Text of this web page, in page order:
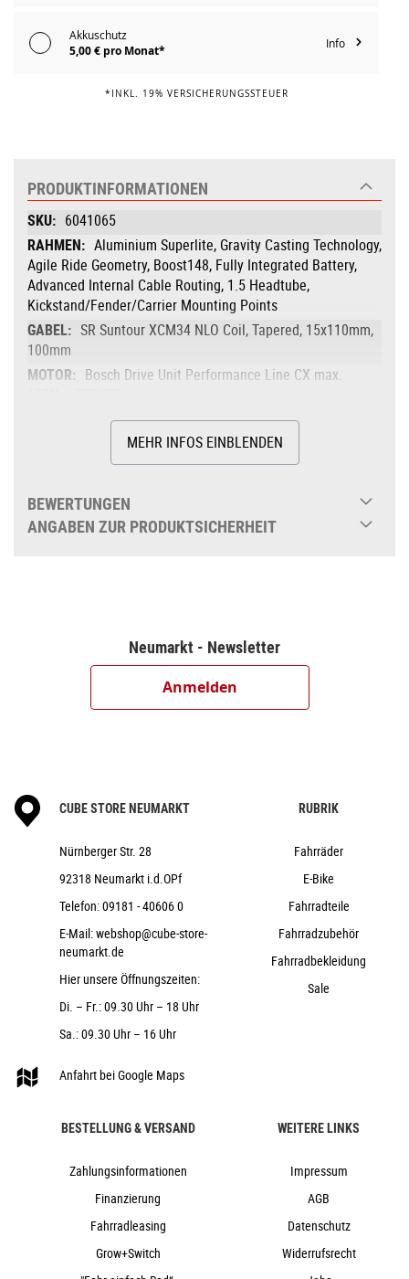
Akkuschutz
5,00 € pro Monat*
Info
*INKL. 19% VERSICHERUNGSSTEUER
PRODUKTINFORMATIONEN
Produktinformationen
6041065
Aluminium Superlite, Gravity Casting Technology,
Agile Ride Geometry, Boost148, Fully Integrated Battery,
Advanced Internal Cable Routing, 1.5 Headtube,
Kickstand/Fender/Carrier Mounting Points
SR Suntour XCM34 NLO Coil, Tapered, 15x110mm,
100mm
Bosch Drive Unit Performance Line CX max.
100
Bosch PowerTube 600
600
Bosch Purion 200 with Integrated Display
Shimano BR-MT200, Hydr. Disc Brake
(180/180)
Shimano Cues CS-LG400, 11-48T
KMC eGlide
ACID Pro 30, 32/32 Spokes,
15x110mm/12x148mm, Tubeless Ready
ACID Hybrid Perform
Routing), Top Zero-Stack 1 1/2" (ZS 56mm), Bottom Zero-
Stack 1 1/2" (ZS 56mm), X-Connect Interface
ACID Sequence 160
26,0 kg
blueiris´n´reflect
Cube
2026
2026
Tiefeinstieg
nein
Aluminium
MEHR INFOS EINBLENDEN
BEWERTUNGEN
ANGABEN ZUR PRODUKTSICHERHEIT
Neumarkt - Newsletter
Anmelden
CUBE STORE NEUMARKT
Nürnberger Str. 28
92318 Neumarkt i.d.OPf
Telefon:09181 - 40606 0
E-Mail:webshop@cube-store-
neumarkt.de
Hier unsere Öffnungszeiten:
Di. – Fr.: 09.30 Uhr – 18 Uhr
Sa.: 09.30 Uhr – 16 Uhr
Anfahrt bei Google Maps
RUBRIK
Fahrräder
E-Bike
Fahrradteile
Fahrradzubehör
Fahrradbekleidung
Sale
BESTELLUNG & VERSAND
Zahlungsinformationen
Finanzierung
Fahrradleasing
Grow+Switch
WEITERE LINKS
Impressum
AGB
Datenschutz
Widerrufsrecht